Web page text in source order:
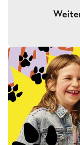
Drei
Fr.